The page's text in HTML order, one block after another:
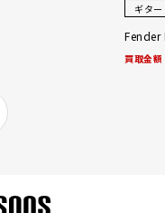
ギター
Fender
買取金額